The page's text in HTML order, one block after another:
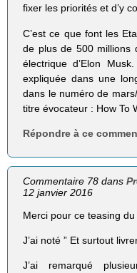
fixer les priorités et d’y
C’est ce que font les
de plus de 500 millions
électrique d’Elon
expliquée dans une
dans le numéro de
titre évocateur : How To
Répondre à ce
Commentaire 78 dans
12 janvier 2016
Merci pour ce teasing
J’ai noté ” Et surtout
J’ai remarqué